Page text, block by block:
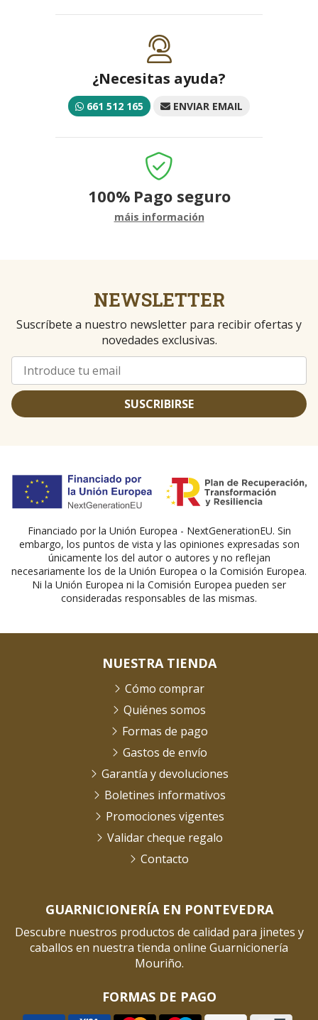
¿Necesitas ayuda?
661 512 165 ENVIAR EMAIL
100% Pago seguro
máis información
NEWSLETTER
Suscríbete a nuestro newsletter para recibir ofertas y
novedades exclusivas.
SUSCRIBIRSE
Financiado por la Unión Europea - NextGenerationEU. Sin
embargo, los puntos de vista y las opiniones expresadas son
únicamente los del autor o autores y no reflejan
necesariamente los de la Unión Europea o la Comisión Europea.
Ni la Unión Europea ni la Comisión Europea pueden ser
consideradas responsables de las mismas.
GUARNICIONERÍA EN PONTEVEDRA
Descubre nuestros productos de calidad para jinetes y
caballos en nuestra tienda online Guarnicionería
Mouriño.
FORMAS DE PAGO
NUESTRA TIENDA
Cómo comprar
Quiénes somos
Formas de pago
Gastos de envío
Garantía y devoluciones
Boletines informativos
Promociones vigentes
Validar cheque regalo
Contacto